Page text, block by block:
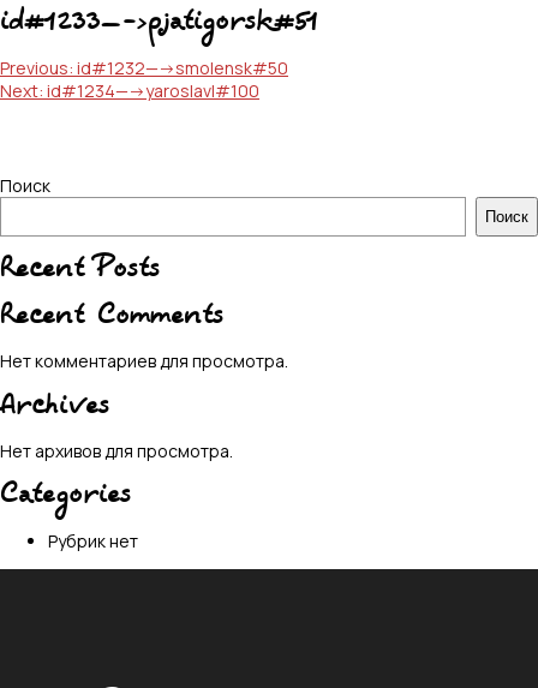
id#1233—->pjatigorsk#51
Навигация
по
Previous: id#1232—->smolensk#50
Next: id#1234—->yaroslavl#100
Поиск
Поиск
Recent Posts
Recent Comments
Нет комментариев для просмотра.
Archives
Нет архивов для просмотра.
Categories
Рубрик нет